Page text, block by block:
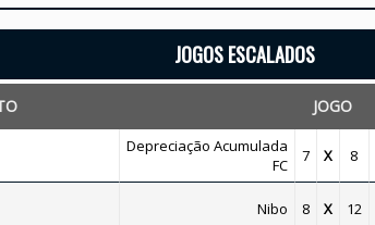
JOGOS ESCALADOS
JOGO
Depreciação Acumulada
FC
7 X 8
Nibo 8 X 12